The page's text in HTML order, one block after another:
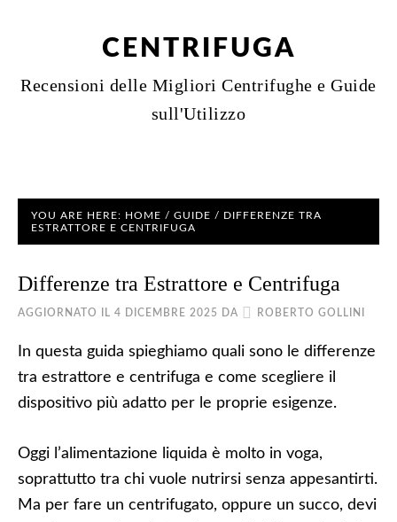
CENTRIFUGA
Recensioni delle Migliori Centrifughe e Guide
sull'Utilizzo
YOU ARE HERE: HOME / GUIDE / DIFFERENZE TRA
ESTRATTORE E CENTRIFUGA
Differenze tra Estrattore e Centrifuga
AGGIORNATO IL 4 DICEMBRE 2025 DA ROBERTO GOLLINI
In questa guida spieghiamo quali sono le differenze
tra estrattore e centrifuga e come scegliere il
dispositivo più adatto per le proprie esigenze.
Oggi l’alimentazione liquida è molto in voga,
soprattutto tra chi vuole nutrirsi senza appesantirti.
Ma per fare un centrifugato, oppure un succo, devi